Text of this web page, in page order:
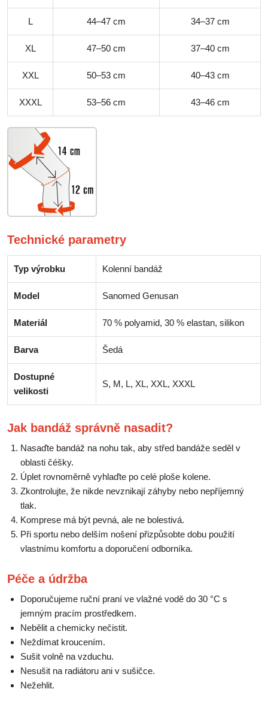
L 44–47 cm 34–37 cm
XL 47–50 cm 37–40 cm
XXL 50–53 cm 40–43 cm
XXXL 53–56 cm 43–46 cm
Technické parametry
Typ výrobku Kolenní bandáž
Model Sanomed Genusan
Materiál 70 % polyamid, 30 % elastan, silikon
Barva Šedá
Dostupné
velikosti
S, M, L, XL, XXL, XXXL
Jak bandáž správně nasadit?
Nasaďte bandáž na nohu tak, aby střed bandáže seděl v
oblasti čéšky.
Úplet rovnoměrně vyhlaďte po celé ploše kolene.
Zkontrolujte, že nikde nevznikají záhyby nebo nepříjemný
tlak.
Komprese má být pevná, ale ne bolestivá.
Při sportu nebo delším nošení přizpůsobte dobu použití
vlastnímu komfortu a doporučení odborníka.
Péče a údržba
Doporučujeme ruční praní ve vlažné vodě do 30 °C s
jemným pracím prostředkem.
Nebělit a chemicky nečistit.
Neždímat kroucením.
Sušit volně na vzduchu.
Nesušit na radiátoru ani v sušičce.
Nežehlit.